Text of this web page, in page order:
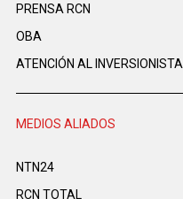
PRENSA RCN
OBA
ATENCIÓN AL INVERSIONISTA
MEDIOS ALIADOS
NTN24
RCN TOTAL